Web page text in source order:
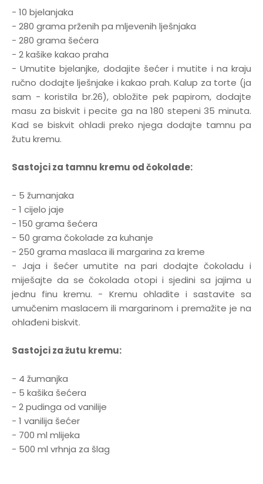
- 10 bjelanjaka
- 280 grama prženih pa mljevenih lješnjaka
- 280 grama šećera
- 2 kašike kakao praha
- Umutite bjelanjke, dodajite šećer i mutite i na kraju
ručno dodajte lješnjake i kakao prah. Kalup za torte (ja
sam - koristila br.26), obložite pek papirom, dodajte
masu za biskvit i pecite ga na 180 stepeni 35 minuta.
Kad se biskvit ohladi preko njega dodajte tamnu pa
žutu kremu.
Sastojci za tamnu kremu od čokolade:
- 5 žumanjaka
- 1 cijelo jaje
- 150 grama šećera
- 50 grama čokolade za kuhanje
- 250 grama maslaca ili margarina za kreme
- Jaja i šećer umutite na pari dodajte čokoladu i
miješajte da se čokolada otopi i sjedini sa jajima u
jednu finu kremu. - Kremu ohladite i sastavite sa
umučenim maslacem ili margarinom i premažite je na
ohlađeni biskvit.
Sastojci za žutu kremu:
- 4 žumanjka
- 5 kašika šećera
- 2 pudinga od vanilije
- 1 vanilija šećer
- 700 ml mlijeka
- 500 ml vrhnja za šlag